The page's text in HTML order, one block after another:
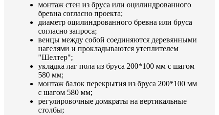
монтаж стен из бруса или оцилиндрованного
бревна согласно проекта;
диаметр оцилиндрованного бревна или бруса
согласно запроса;
венцы между собой соединяются деревянными
нагелями и прокладываются утеплителем
"Шелтер";
укладка лаг пола из бруса 200*100 мм с шагом
580 мм;
монтаж балок перекрытия из бруса 200*100 мм
с шагом 580 мм;
регулировочные домкраты на вертикальные
столбы;